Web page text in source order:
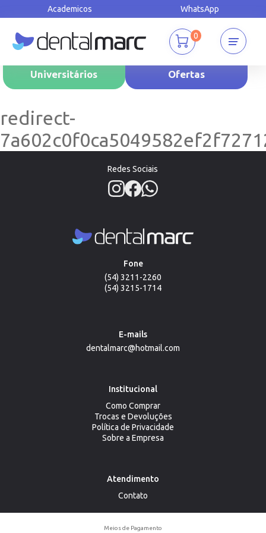
Academicos WhatsApp
0
Universitários Ofertas
redirect-
Redes Sociais
Fone
(54) 3211-2260
(54) 3215-1714
E-mails
dentalmarc@hotmail.com
Institucional
Como Comprar
Trocas e Devoluções
Política de Privacidade
Sobre a Empresa
Atendimento
Contato
Meios de Pagamento